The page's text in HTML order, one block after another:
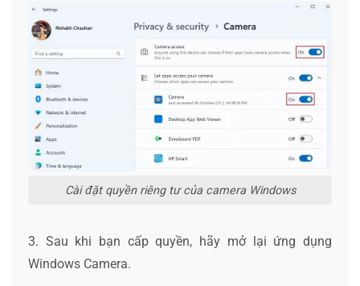
Cài đặt quyền riêng tư của camera Windows
3. Sau khi bạn cấp quyền, hãy mở lại ứng dụng
Windows Camera.